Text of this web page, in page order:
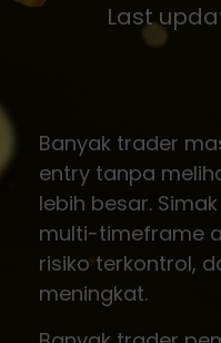
Last
Banyak trader
entry tanpa
lebih besar. Simak
multi-timeframe
risiko terkontrol,
meningkat.